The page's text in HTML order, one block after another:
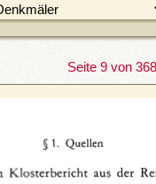
Seite 9 von 368